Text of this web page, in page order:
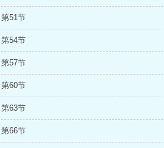
第51节
第54节
第57节
第60节
第63节
第66节